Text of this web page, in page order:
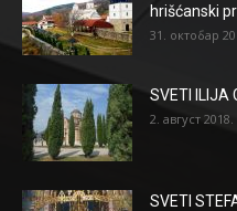
hrišćanski
31. октобар
SVETI ILIJA
2. август 2018.
SVETI